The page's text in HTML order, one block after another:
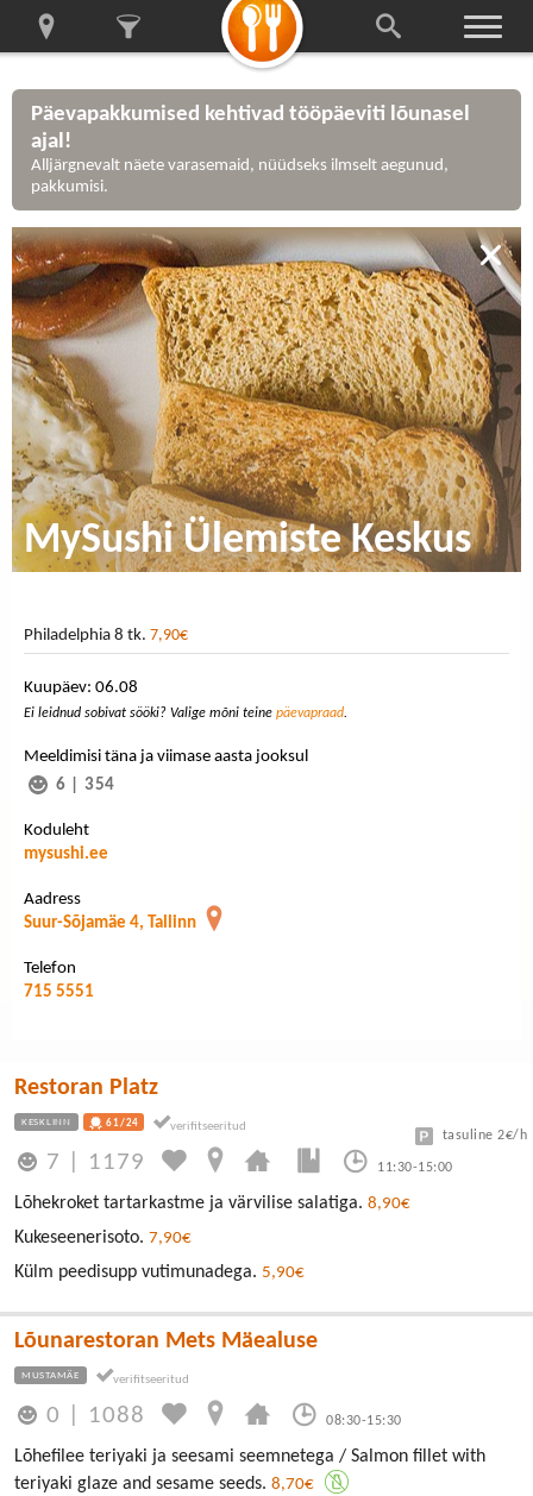
Päevapakkumised kehtivad tööpäeviti lõunasel
ajal!
Alljärgnevalt näete varasemaid, nüüdseks ilmselt aegunud,
pakkumisi.
MySushi Ülemiste Keskus
Philadelphia 8 tk. 7,90€
Kuupäev: 06.08
Ei leidnud sobivat sööki? Valige mõni teine päevapraad.
Meeldimisi täna ja viimase aasta jooksul
6
354
Koduleht
mysushi.ee
Aadress
Suur-Sõjamäe 4, Tallinn
Telefon
715 5551
Restoran Platz
KESKLINN 61/24
7 1179 11:30-15:00
tasuline 2€/h
Lõhekroket tartarkastme ja värvilise salatiga. 8,90€
Kukeseenerisoto. 7,90€
Külm peedisupp vutimunadega. 5,90€
Lõunarestoran Mets Mäealuse
MUSTAMÄE
0 1088 08:30-15:30
Lõhefilee teriyaki ja seesami seemnetega / Salmon fillet with
teriyaki glaze and sesame seeds. 8,70€